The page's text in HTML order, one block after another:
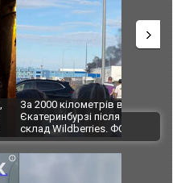
з Україною: в
дронів загорівся
ВІДЕО
"Мої